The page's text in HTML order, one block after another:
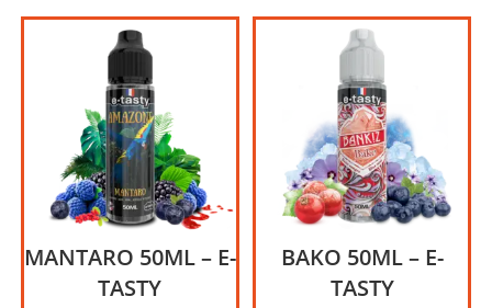
MANTARO 50ML – E-
TASTY
BAKO 50ML – E-
TASTY